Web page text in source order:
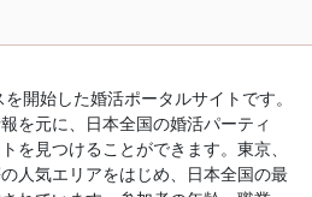
開始した婚活ポータルサイトです。
を元に、日本全国の婚活パーティ
を見つけることができます。東京、
人気エリアをはじめ、日本全国の最